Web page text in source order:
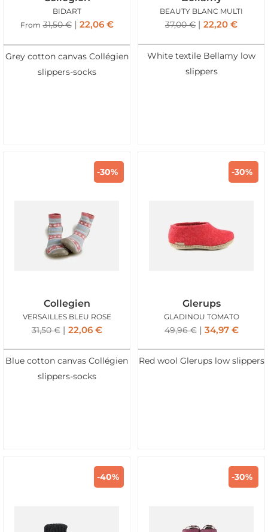
BIDART
From 31,50€ 22,06 €
Grey cotton canvas Collégien
slippers-socks
BEAUTY BLANC MULTI
37,00€ 22,20 €
White textile Bellamy low
slippers
-30%
Collegien
VERSAILLES BLEU ROSE
31,50€ 22,06 €
Blue cotton canvas Collégien
slippers-socks
-30%
Glerups
GLADINOU TOMATO
49,96€ 34,97 €
Red wool Glerups low slippers
-40% -30%